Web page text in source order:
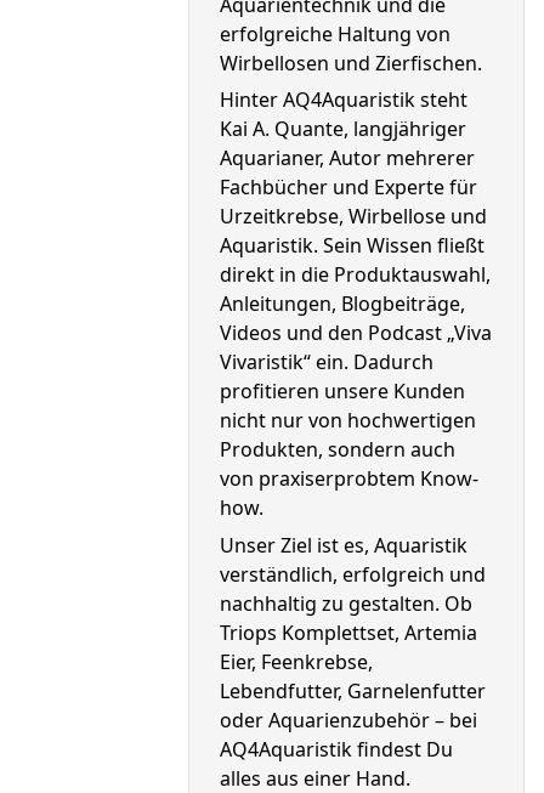
erfolgreiche Haltung von
Wirbellosen und Zierfischen.
Hinter AQ4Aquaristik steht
Kai A. Quante, langjähriger
Aquarianer, Autor mehrerer
Fachbücher und Experte für
Urzeitkrebse, Wirbellose und
Aquaristik. Sein Wissen fließt
direkt in die Produktauswahl,
Anleitungen, Blogbeiträge,
Videos und den Podcast „Viva
Vivaristik“ ein. Dadurch
profitieren unsere Kunden
nicht nur von hochwertigen
Produkten, sondern auch
von praxiserprobtem Know-
how.
Unser Ziel ist es, Aquaristik
verständlich, erfolgreich und
nachhaltig zu gestalten. Ob
Triops Komplettset, Artemia
Eier, Feenkrebse,
Lebendfutter, Garnelenfutter
oder Aquarienzubehör – bei
AQ4Aquaristik findest Du
alles aus einer Hand.